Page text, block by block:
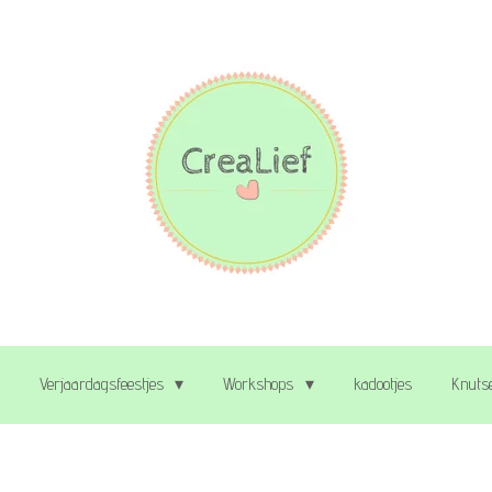
Verjaardagsfeestjes Workshops kadootjes